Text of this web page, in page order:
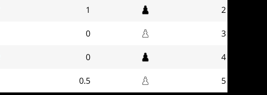
2
1
3
0
4
0
5
0.5